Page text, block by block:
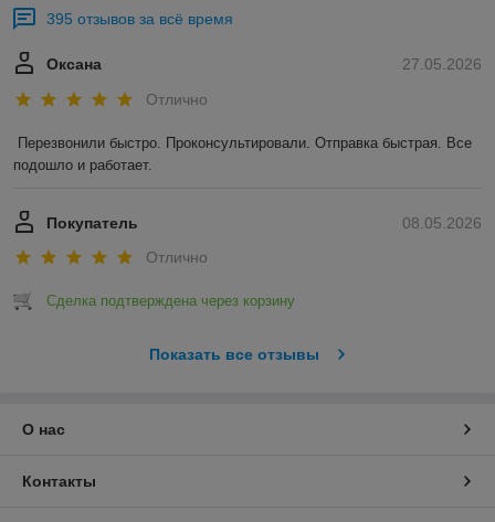
395 отзывов за всё время
27.05.2026
Оксана
Отлично
Перезвонили быстро. Проконсультировали. Отправка быстрая. Все
подошло и работает.
08.05.2026
Покупатель
Отлично
Сделка подтверждена через корзину
Показать все отзывы
О нас
Контакты